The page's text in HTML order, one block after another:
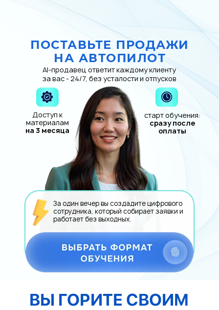
ПОСТАВЬТЕ ПРОДАЖИ
НА АВТОПИЛОТ
AI-продавец ответит каждому клиенту
за вас - 24/7, без усталости и отпусков
Доступ к
материалам
на 3 месяца
старт обучения:
сразу после
оплаты
За один вечер вы создадите цифрового
сотрудника, который собирает заявки и
работает без выходных.
ВЫ ГОРИТЕ СВОИМ